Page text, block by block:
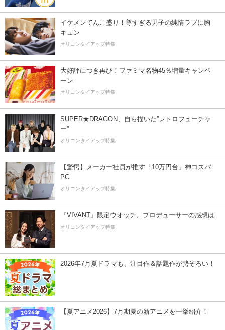
イケメンてんこ盛り！尊すぎる男子の純情ラブに胸
キュン
オリコンタイアップ特集
大好評につき再び！ファミマ名物45％増量キャンペ
ーン
オリコンタイアップ特集
SUPER★DRAGON、自ら描いた”レトロフューチャ
ー”
オリコンタイアップ特集
【驚愕】メーカー社員が推す「10万円台」神コスパ
PC
オリコンタイアップ特集
『VIVANT』限定ウオッチ、プロデューサーの感想は
オリコンタイアップ特集
2026年7月夏ドラマも、注目作＆話題作が勢ぞろい！
【夏アニメ2026】7月期夏の新アニメを一挙紹介！